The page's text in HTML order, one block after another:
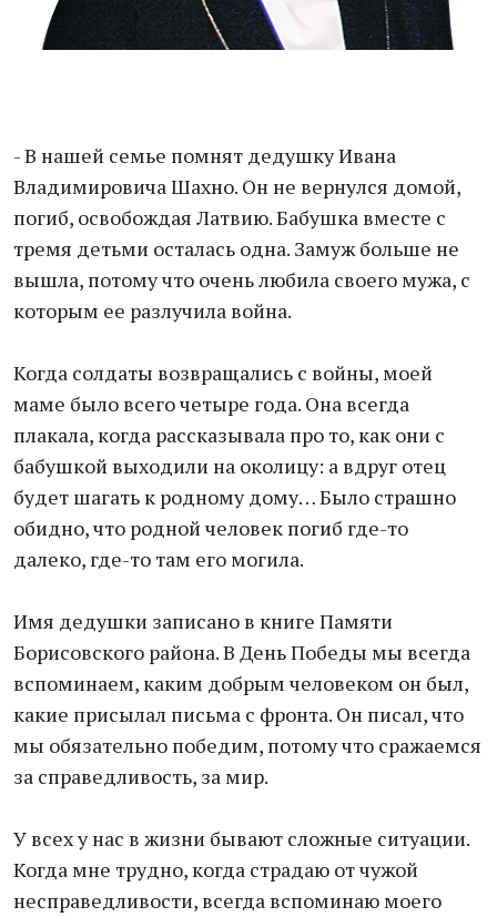
- В нашей семье помнят дедушку Ивана
Владимировича Шахно. Он не вернулся домой,
погиб, освобождая Латвию. Бабушка вместе с
тремя детьми осталась одна. Замуж больше не
вышла, потому что очень любила своего мужа, с
которым ее разлучила война.
Когда солдаты возвращались с войны, моей
маме было всего четыре года. Она всегда
плакала, когда рассказывала про то, как они с
бабушкой выходили на околицу: а вдруг отец
будет шагать к родному дому… Было страшно
обидно, что родной человек погиб где-то
далеко, где-то там его могила.
Имя дедушки записано в книге Памяти
Борисовского района. В День Победы мы всегда
вспоминаем, каким добрым человеком он был,
какие присылал письма с фронта. Он писал, что
мы обязательно победим, потому что сражаемся
за справедливость, за мир.
У всех у нас в жизни бывают сложные ситуации.
Когда мне трудно, когда страдаю от чужой
несправедливости, всегда вспоминаю моего